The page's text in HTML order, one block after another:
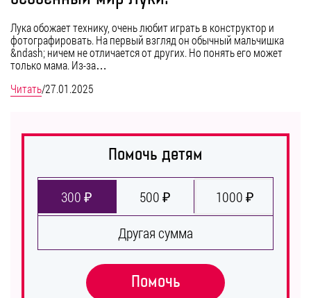
Лука обожает технику, очень любит играть в конструктор и
фотографировать. На первый взгляд он обычный мальчишка
&ndash; ничем не отличается от других. Но понять его может
только мама. Из-за…
Читать/27.01.2025
Помочь детям
300 ₽ 500 ₽
1000 ₽
Другая сумма
Помочь